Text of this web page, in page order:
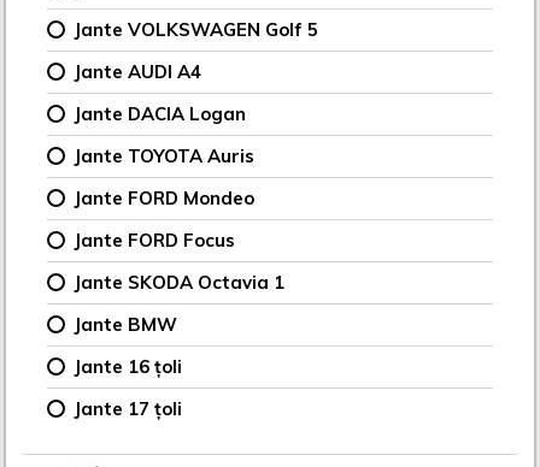
Jante VOLKSWAGEN Golf 5
Jante AUDI A4
Jante DACIA Logan
Jante TOYOTA Auris
Jante FORD Mondeo
Jante FORD Focus
Jante SKODA Octavia 1
Jante BMW
Jante 16 țoli
Jante 17 țoli